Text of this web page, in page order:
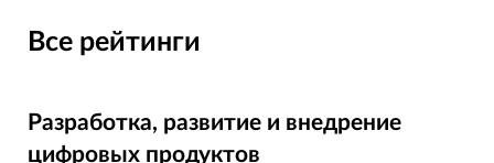
Все рейтинги
Разработка, развитие и внедрение
цифровых продуктов